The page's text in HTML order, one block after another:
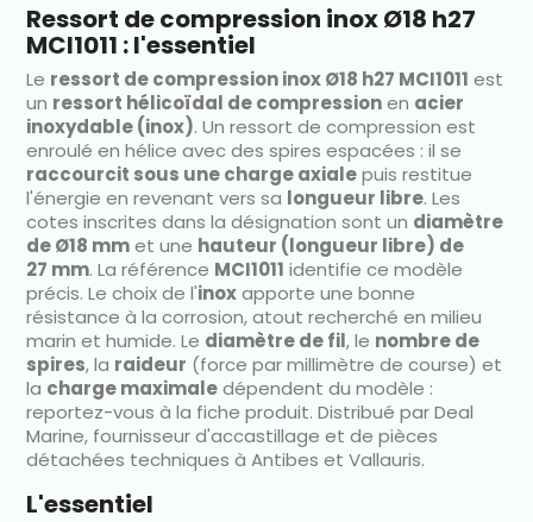
Ressort de compression inox Ø18 h27
MCI1011 : l'essentiel
Le ressort de compression inox Ø18 h27 MCI1011 est
un ressort hélicoïdal de compressionen acier
inoxydable (inox). Un ressort de compression est
enroulé en hélice avec des spires espacées : il se
raccourcit sous une charge axialepuis restitue
l'énergie en revenant vers sa longueur libre. Les
cotes inscrites dans la désignation sont un diamètre
de Ø18 mmet une hauteur (longueur libre) de
27 mm. La référence MCI1011 identifie ce modèle
précis. Le choix de l'inoxapporte une bonne
résistance à la corrosion, atout recherché en milieu
marin et humide. Le diamètre de fil, le nombre de
spires, la raideur (force par millimètre de course) et
la charge maximaledépendent du modèle :
reportez-vous à la fiche produit. Distribué par Deal
Marine, fournisseur d'accastillage et de pièces
détachées techniques à Antibes et Vallauris.
L'essentiel